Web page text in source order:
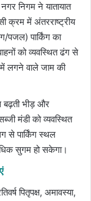
निगम ने यातायात
क्रम में अंतरराष्ट्रीय
पजल) पार्किंग का
को व्यवस्थित ढंग से
लगने वाले जाम की
बढ़ती भीड़ और
मंडी को व्यवस्थित
से पार्किंग स्थल
सुगम हो सकेगा।
पितृपक्ष, अमावस्या,